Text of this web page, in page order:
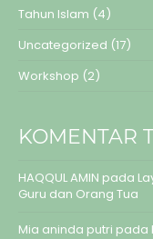
Tahun Islam (4)
Uncategorized (17)
Workshop (2)
KOMENTAR
HAQQUL AMIN pada
Guru dan Orang Tua
Mia aninda putri pada